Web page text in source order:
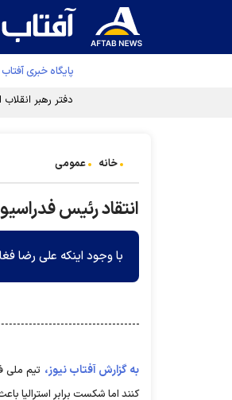
پایگاه خبری آفتاب
دفتر رهبر
خانه عمومی
انتقاد رئیس
با وجود اینکه علی رضا
به گزارش آفتاب نیوز،
کنند اما شکست برابر استرالیا